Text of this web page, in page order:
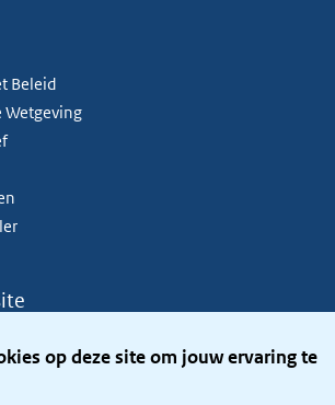
op deze site om jouw ervaring te
Beleid
Wetgeving